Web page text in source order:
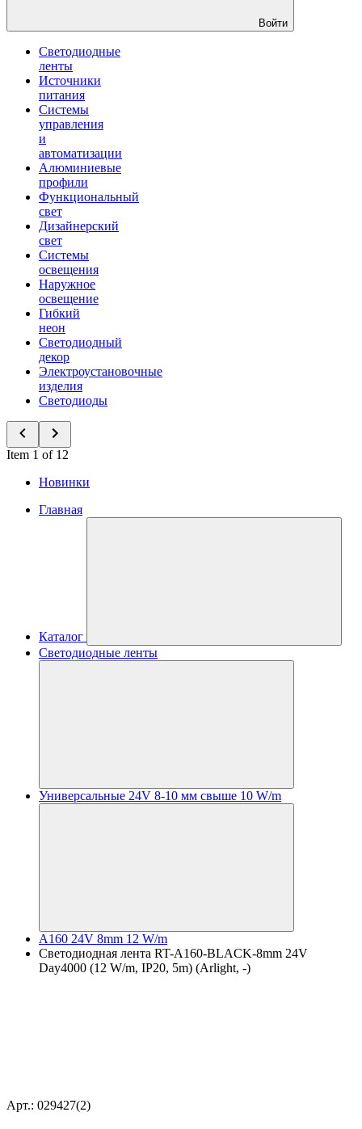
Войти
Светодиодные
ленты
Источники
питания
Системы
управления
и
автоматизации
Алюминиевые
профили
Функциональный
свет
Дизайнерский
свет
Системы
освещения
Наружное
освещение
Гибкий
неон
Светодиодный
декор
Электроустановочные
изделия
Светодиоды
Item 1 of 12
Новинки
Главная
Каталог
Светодиодные ленты
Универсальные 24V 8-10 мм свыше 10 W/m
A160 24V 8mm 12 W/m
Светодиодная лента RT-A160-BLACK-8mm 24V
Day4000 (12 W/m, IP20, 5m) (Arlight, -)
Арт.: 029427(2)